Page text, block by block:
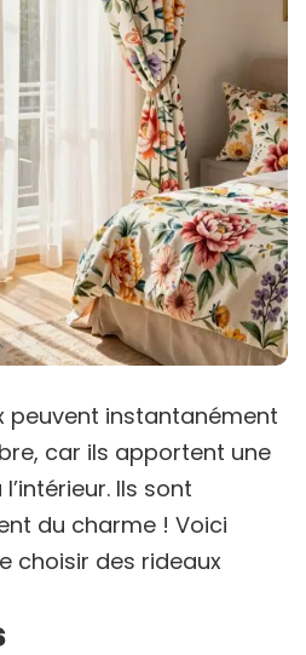
peuvent instantanément
car ils apportent une
l’intérieur. Ils sont
du charme ! Voici
choisir des rideaux